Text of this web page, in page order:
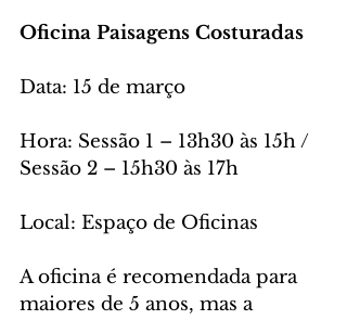
Oficina Paisagens Costuradas
Data: 15 de março
Hora: Sessão 1 – 13h30 às 15h /
Sessão 2 – 15h30 às 17h
Local: Espaço de Oficinas
A oficina é recomendada para
maiores de 5 anos, mas a